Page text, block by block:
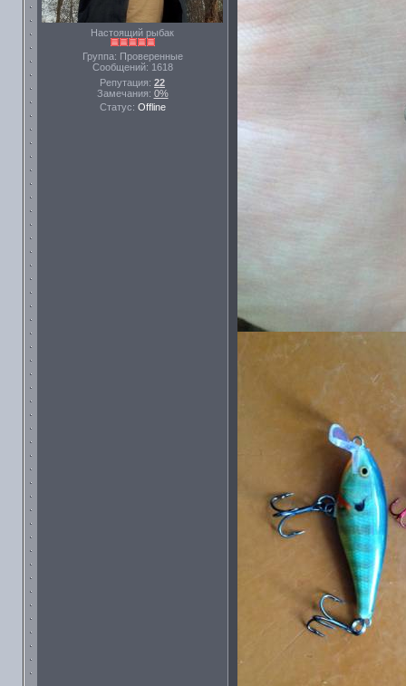
Настоящий рыбак
Группа: Проверенные
Сообщений: 1618
Репутация: 22
Замечания: 0%
Статус: Offline